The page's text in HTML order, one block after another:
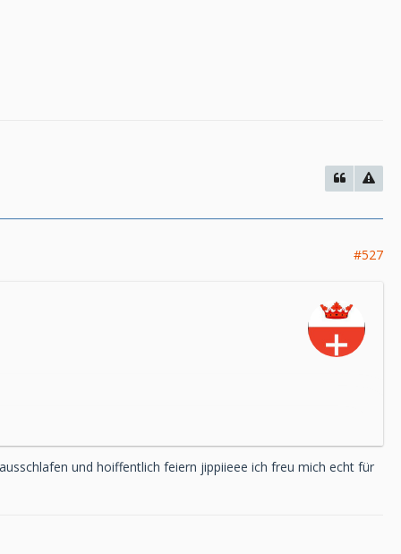
#527
und hoiffentlich feiern jippiieee ich freu mich echt für